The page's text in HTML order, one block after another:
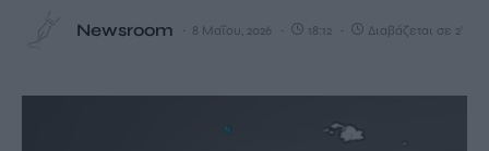
Newsroom 8 Μαΐου, 2026 18:12 Διαβάζεται σε 2'